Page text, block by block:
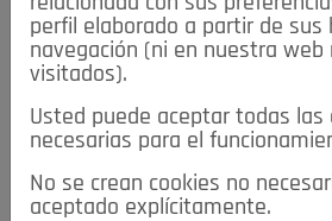
≡NOTICIAS
NOTICIAS SERVICIOS DE
perfil elaborado a partir de sus
navegación (ni en nuestra
visitados).
Usted puede aceptar todas las
necesarias para el
No se crean cookies no
aceptado explícitamente.